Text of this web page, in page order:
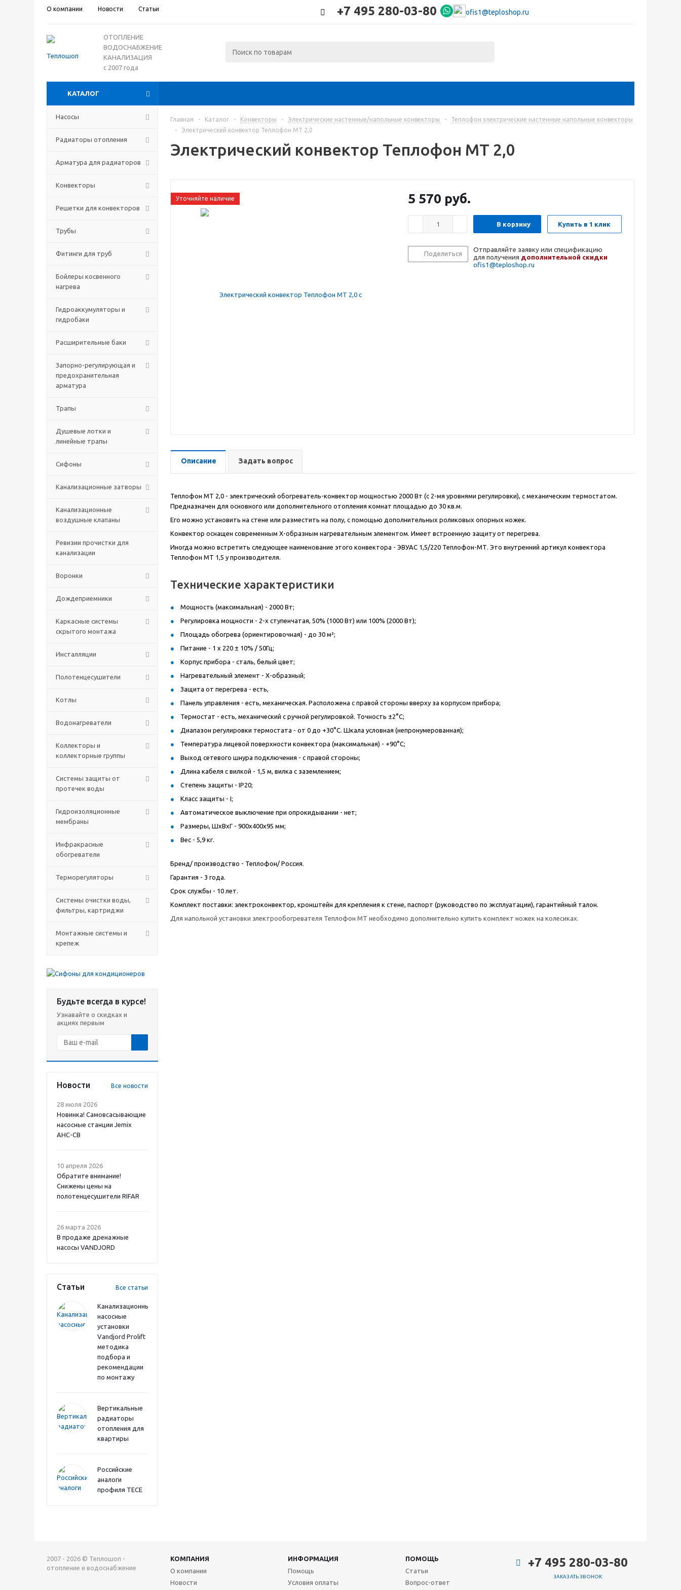
О компании Новости Статьи +7 495 280-03-80 ofis1@teploshop.ru
ОТОПЛЕНИЕ
ВОДОСНАБЖЕНИЕ
КАНАЛИЗАЦИЯ
с 2007 года
КАТАЛОГ
Насосы
Радиаторы отопления
Арматура для радиаторов
Конвекторы
Решетки для конвекторов
Трубы
Фитинги для труб
Бойлеры косвенного
нагрева
Гидроаккумуляторы и
гидробаки
Расширительные баки
Запорно-регулирующая и
предохранительная
арматура
Трапы
Душевые лотки и
линейные трапы
Сифоны
Канализационные затворы
Канализационные
воздушные клапаны
Ревизии прочистки для
канализации
Воронки
Дождеприемники
Каркасные системы
скрытого монтажа
Инсталляции
Полотенцесушители
Котлы
Водонагреватели
Коллекторы и
коллекторные группы
Системы защиты от
протечек воды
Гидроизоляционные
мембраны
Инфракрасные
обогреватели
Терморегуляторы
Системы очистки воды,
фильтры, картриджи
Монтажные системы и
крепеж
Будьте всегда в курсе!
Узнавайте о скидках и
акциях первым
Новости Все новости
28 июля 2026
Новинка! Самовсасывающие
насосные станции Jemix
АНС-СВ
10 апреля 2026
Обратите внимание!
Снижены цены на
полотенцесушители RIFAR
26 марта 2026
В продаже дренажные
насосы VANDJORD
Статьи Все статьи
Канализационные
насосные
установки
Vandjord Prolift
методика
подбора и
рекомендации
по монтажу
Вертикальные
радиаторы
отопления для
квартиры
Российские
аналоги
профиля TECE
Главная - Каталог - Конвекторы - Электрические настенные/напольные конвекторы -
Теплофон электрические настенные напольные конвекторы
-
Электрический конвектор Теплофон МТ 2,0
Электрический конвектор Теплофон МТ 2,0
Уточняйте наличие 5 570 руб.
В корзину Купить в 1 клик
Поделиться
Отправляйте заявку или спецификацию
для получения дополнительной скидки
ofis1@teploshop.ru
Описание Задать вопрос
Теплофон МТ 2,0 - электрический обогреватель-конвектор мощностью 2000 Вт (с 2-мя уровнями регулировки), с механическим термостатом.
Предназначен для основного или дополнительного отопления комнат площадью до 30 кв.м.
Его можно установить на стене или разместить на полу, с помощью дополнительных роликовых опорных ножек.
Конвектор оснащен современным Х-образным нагревательным элементом. Имеет встроенную защиту от перегрева.
Иногда можно встретить следующее наименование этого конвектора - ЭВУАС 1,5/220 Теплофон-МТ. Это внутренний артикул конвектора
Теплофон МТ 1,5 у производителя.
Технические характеристики
Мощность (максимальная) - 2000 Вт;
Регулировка мощности - 2-х ступенчатая, 50% (1000 Вт) или 100% (2000 Вт);
Площадь обогрева (ориентировочная) - до 30 м²;
Питание - 1 x 220 ± 10% / 50Гц;
Корпус прибора - сталь, белый цвет;
Нагревательный элемент - Х-образный;
Защита от перегрева - есть,
Панель управления - есть, механическая. Расположена с правой стороны вверху за корпусом прибора;
Термостат - есть, механический с ручной регулировкой. Точность ±2°C;
Диапазон регулировки термостата - от 0 до +30°C. Шкала условная (непронумерованная);
Температура лицевой поверхности конвектора (максимальная) - +90°C;
Выход сетевого шнура подключения - с правой стороны;
Длина кабеля с вилкой - 1,5 м, вилка с заземлением;
Степень защиты - IP20;
Класс защиты - I;
Автоматическое выключение при опрокидывании - нет;
Размеры, ШхВхГ - 900x400x95 мм;
Вес - 5,9 кг.
Бренд/ производство - Теплофон/ Россия.
Гарантия - 3 года.
Срок службы - 10 лет.
Комплект поставки: электроконвектор, кронштейн для крепления к стене, паспорт (руководство по эксплуатации), гарантийный талон.
Для напольной установки электрообогревателя Теплофон МТ необходимо дополнительно купить комплект ножек на колесиках.
2007 - 2026 © Теплошоп -
отопление и водоснабжение
КОМПАНИЯ ИНФОРМАЦИЯ
ПОМОЩЬ
О компании
Новости
Помощь
Условия оплаты
Статьи
Вопрос-ответ
+7 495 280-03-80
ЗАКАЗАТЬ ЗВОНОК